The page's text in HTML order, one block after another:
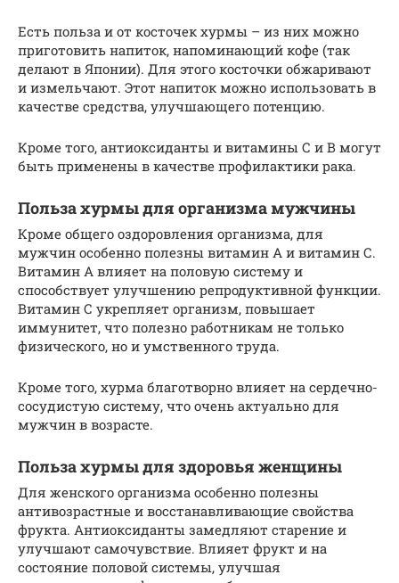
Есть польза и от косточек хурмы – из них можно
приготовить напиток, напоминающий кофе (так
делают в Японии). Для этого косточки обжаривают
и измельчают. Этот напиток можно использовать в
качестве средства, улучшающего потенцию.
Кроме того, антиоксиданты и витамины С и В могут
быть применены в качестве профилактики рака.
Польза хурмы для организма мужчины
Кроме общего оздоровления организма, для
мужчин особенно полезны витамин А и витамин С.
Витамин А влияет на половую систему и
способствует улучшению репродуктивной функции.
Витамин С укрепляет организм, повышает
иммунитет, что полезно работникам не только
физического, но и умственного труда.
Кроме того, хурма благотворно влияет на сердечно-
сосудистую систему, что очень актуально для
мужчин в возрасте.
Польза хурмы для здоровья женщины
Для женского организма особенно полезны
антивозрастные и восстанавливающие свойства
фрукта. Антиоксиданты замедляют старение и
улучшают самочувствие. Влияет фрукт и на
состояние половой системы, улучшая